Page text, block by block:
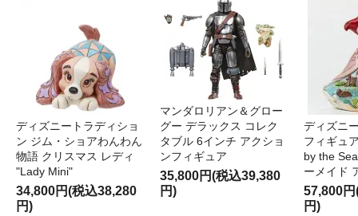
ディズニートラディショ
ン ジム・ショアわんわん
物語 クリスマス レディ
"Lady Mini"
34,800円(税込38,280
円)
マンダロリアン＆グロー
グー デラックス コレク
タブル 6インチ アクショ
ンフィギュア
35,800円(税込39,380
円)
ディズニ
フィギュ
by the
ーメイド
57,800
円)